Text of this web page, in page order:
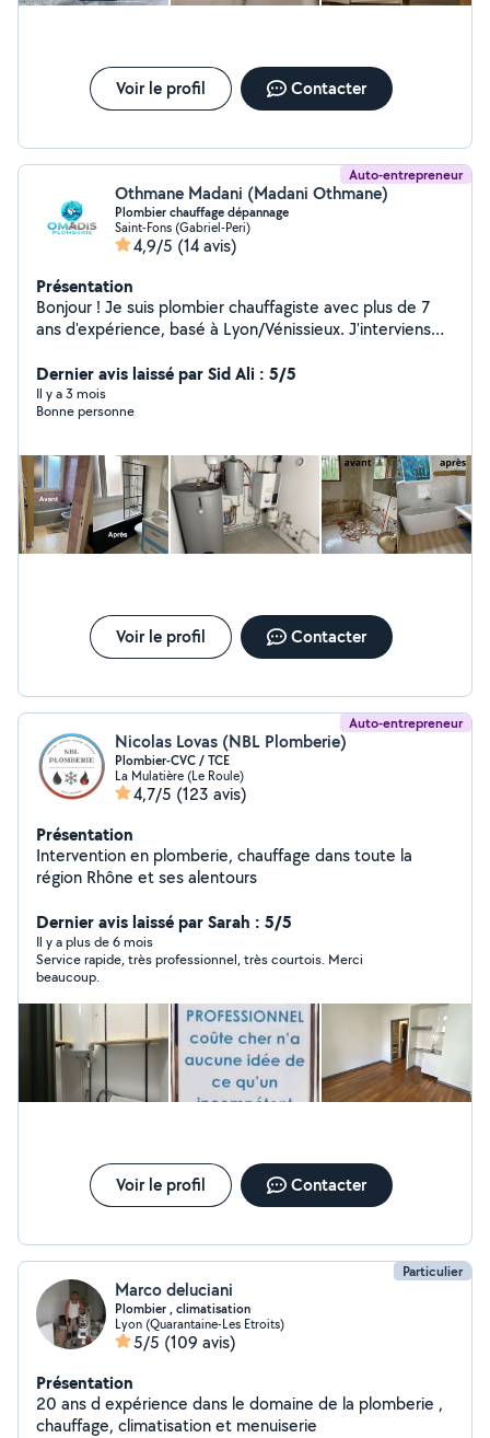
Voir le profil Contacter
Auto-entrepreneur
Othmane Madani (Madani Othmane)
Plombier chauffage dépannage
Saint-Fons (Gabriel-Peri)
4,9/5 (14 avis)
Présentation
Bonjour ! Je suis plombier chauffagiste avec plus de 7
ans d'expérience, basé à Lyon/Vénissieux. J'interviens
salle de bain, remplacement de chauffe-eau,
dépannage, recherche de fuite, raccordement cuivre ou
PER, etc. Travail propre, soigné et dans les règles de
pas à me contacter pour un devis ou un conseil ! À
bientôt, Othmane
Dernier avis laissé par Sid Ali : 5/5
Il y a 3 mois
Bonne personne
Voir le profil Contacter
Auto-entrepreneur
Nicolas Lovas (NBL Plomberie)
Plombier-CVC / TCE
La Mulatière (Le Roule)
4,7/5 (123 avis)
Présentation
Intervention en plomberie, chauffage dans toute la
région Rhône et ses alentours
Dernier avis laissé par Sarah : 5/5
Il y a plus de 6 mois
Service rapide, très professionnel, très courtois. Merci
beaucoup.
Voir le profil Contacter
Particulier
Marco deluciani
Plombier , climatisation
Lyon (Quarantaine-Les Etroits)
5/5 (109 avis)
Présentation
20 ans d expérience dans le domaine de la plomberie ,
chauffage, climatisation et menuiserie